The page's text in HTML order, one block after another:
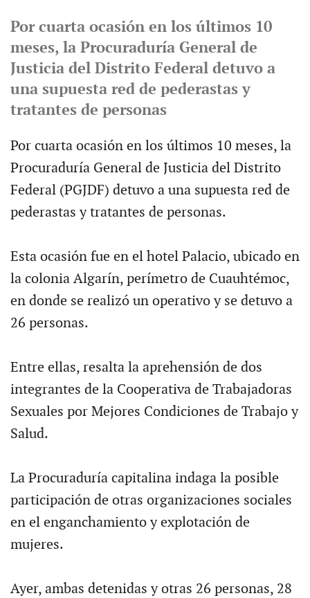
Por cuarta ocasión en los últimos 10
meses, la Procuraduría General de
Justicia del Distrito Federal detuvo a
una supuesta red de pederastas y
tratantes de personas
Por cuarta ocasión en los últimos 10 meses, la
Procuraduría General de Justicia del Distrito
Federal (PGJDF) detuvo a una supuesta red de
pederastas y tratantes de personas.
Esta ocasión fue en el hotel Palacio, ubicado en
la colonia Algarín, perímetro de Cuauhtémoc,
en donde se realizó un operativo y se detuvo a
26 personas.
Entre ellas, resalta la aprehensión de dos
integrantes de la Cooperativa de Trabajadoras
Sexuales por Mejores Condiciones de Trabajo y
Salud.
La Procuraduría capitalina indaga la posible
participación de otras organizaciones sociales
en el enganchamiento y explotación de
mujeres.
Ayer, ambas detenidas y otras 26 personas, 28